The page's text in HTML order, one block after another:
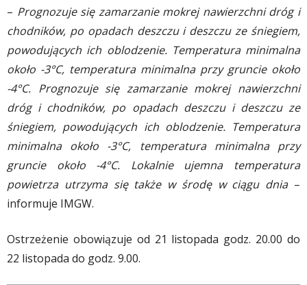
– Prognozuje się zamarzanie mokrej nawierzchni dróg i
chodników, po opadach deszczu i deszczu ze śniegiem,
powodujących ich oblodzenie. Temperatura minimalna
około -3°C, temperatura minimalna przy gruncie około
-4°C. Prognozuje się zamarzanie mokrej nawierzchni
dróg i chodników, po opadach deszczu i deszczu ze
śniegiem, powodujących ich oblodzenie. Temperatura
minimalna około -3°C, temperatura minimalna przy
gruncie około -4°C. Lokalnie ujemna temperatura
powietrza utrzyma się także w środę w ciągu dnia–
informuje IMGW.
Ostrzeżenie obowiązuje od 21 listopada godz. 20.00 do
22 listopada do godz. 9.00.